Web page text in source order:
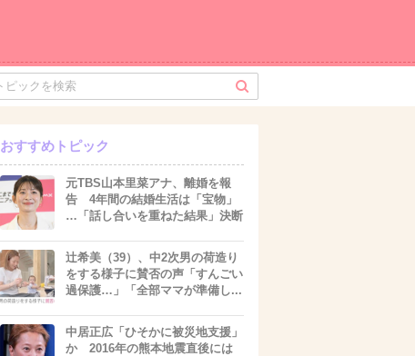
おすすめトピック
元TBS山本里菜アナ、離婚を報
告 4年間の結婚生活は「宝物」
…「話し合いを重ねた結果」決断
辻希美（39）、中2次男の荷造り
をする様子に賛否の声「すんごい
過保護…」「全部ママが準備し...
中居正広「ひそかに被災地支援」
か 2016年の熊本地震直後には